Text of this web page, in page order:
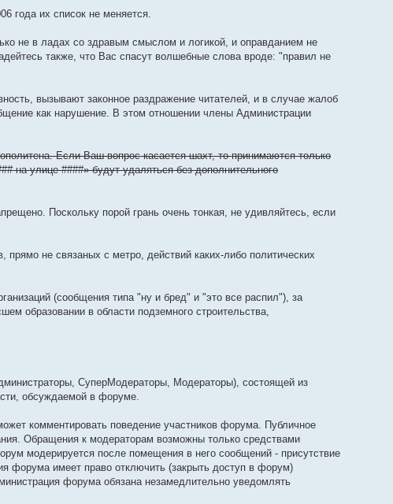
года их список не меняется.
не в ладах со здравым смыслом и логикой, и оправданием не
также, что Вас спасут волшебные слова вроде: "правил не
вызывают законное раздражение читателей, и в случае жалоб
как нарушение. В этом отношении члены Администрации
Если Ваш вопрос касается шахт, то принимаются только
на улице ####» будут удаляться без дополнительного
Поскольку порой грань очень тонкая, не удивляйтесь, если
не связаных с метро, действий каких-либо политических
(сообщения типа "ну и бред" и "это все распил"), за
образовании в области подземного строительства,
СуперМодераторы, Модераторы), состоящей из
обсуждаемой в форуме.
комментировать поведение участников форума. Публичное
Обращения к модераторам возможны только средствами
модерируется после помещения в него сообщений - присутствие
форума имеет право отключить (закрыть доступ в форум)
форума обязана незамедлительно уведомлять